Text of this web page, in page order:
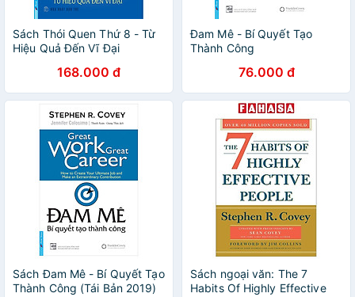
Sách Thói Quen Thứ 8 - Từ
Hiệu Quả Đến Vĩ Đại
168.000 đ
Đam Mê - Bí Quyết Tạo
Thành Công
76.000 đ
Sách Đam Mê - Bí Quyết Tạo
Thành Công (Tái Bản 2019)
Sách ngoại văn: The 7
Habits Of Highly Effective